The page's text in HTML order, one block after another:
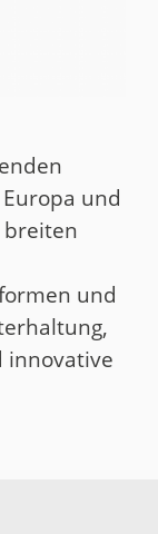
und
breiten
und
innovative